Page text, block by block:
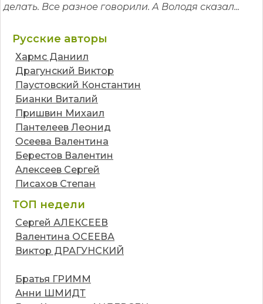
делать. Все разное говорили. А Володя сказал...
Русские авторы
Хармс Даниил
Драгунский Виктор
Паустовский Константин
Бианки Виталий
Пришвин Михаил
Пантелеев Леонид
Осеева Валентина
Берестов Валентин
Алексеев Сергей
Писахов Степан
ТОП недели
Сергей АЛЕКСЕЕВ
Валентина ОСЕЕВА
Виктор ДРАГУНСКИЙ
Братья ГРИММ
Анни ШМИДТ